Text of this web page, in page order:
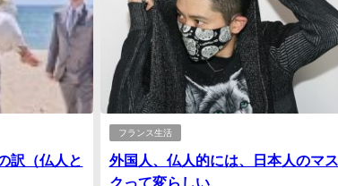
訳（仏人と
フランス生活
外国人、仏人的には、日本人のマス
クって変らしい